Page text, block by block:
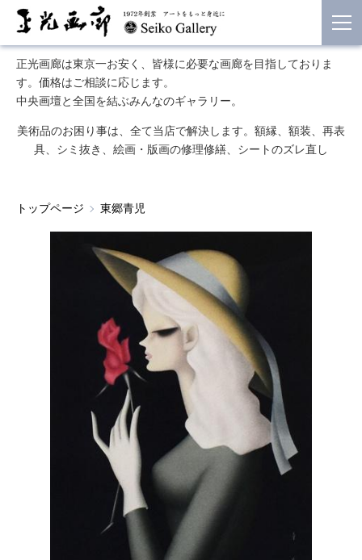
正光画廊は東京一お安く、皆様に必要な画廊を目指しておりま
す。価格はご相談に応じます。
中央画壇と全国を結ぶみんなのギャラリー。
美術品のお困り事は、全て当店で解決します。額縁、額装、再表
具、シミ抜き、絵画・版画の修理修繕、シートのズレ直し
トップページ 東郷青児